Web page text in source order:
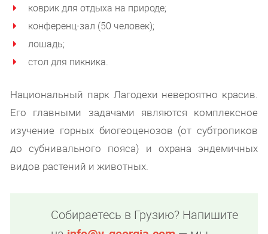
коврик для отдыха на природе;
конференц-зал (50 человек);
лошадь;
стол для пикника.
Национальный парк Лагодехи невероятно красив.
Его главными задачами являются комплексное
изучение горных биогеоценозов (от субтропиков
до субнивального пояса) и охрана эндемичных
видов растений и животных.
Собираетесь в Грузию? Напишите